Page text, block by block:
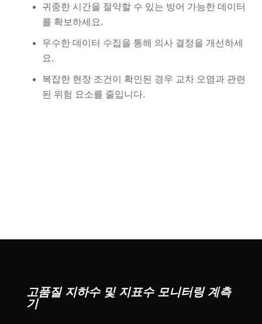
귀중한 시간을 절약할 수 있는 방어 가능한 데이터
를 확보하세요.
우수한 데이터 수집을 통해 의사 결정을 개선하세
요.
복잡한 현장 조건이 확인된 경우 교차 오염과 관련
된 위험 요소를 줄입니다.
고품질 지하수 및 지표수 모니터링 계측
기